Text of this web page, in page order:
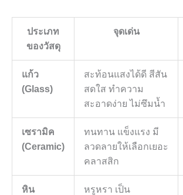
ประเภท
ของวัสดุ
จุดเด่น
แก้ว
(Glass)
สะท้อนแสงได้ดี สีสัน
สดใส ทำความ
สะอาดง่าย ไม่ซึมน้ำ
เซรามิค
(Ceramic)
ทนทาน แข็งแรง มี
ลวดลายให้เลือกเยอะ
คลาสสิก
หิน
หรูหรา เป็น